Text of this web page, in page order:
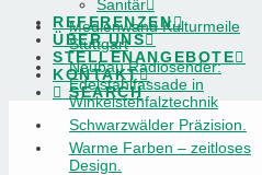
Sanitär
REFERENZEN
ÜBER UNS
STELLENANGEBOTE
KONTAKT
SEARCH
Medienwand Kulturmeile
Stuttgart
Neubau Radiosender:
Edelstahlfassade in
Winkelstehfalztechnik
Schwarzwälder Präzision.
Warme Farben – zeitloses
Design.